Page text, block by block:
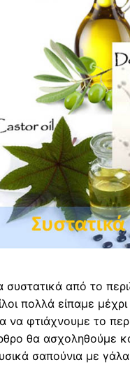
συστατικά από το
πολλά είπαμε
να φτιάχνουμε το
θα ασχοληθούμε
σαπούνια με